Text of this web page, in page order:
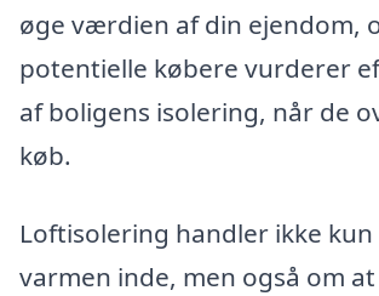
øge værdien af din ejendom,
potentielle købere vurderer
af boligens isolering, når de
køb.
Loftisolering handler ikke
varmen inde, men også om